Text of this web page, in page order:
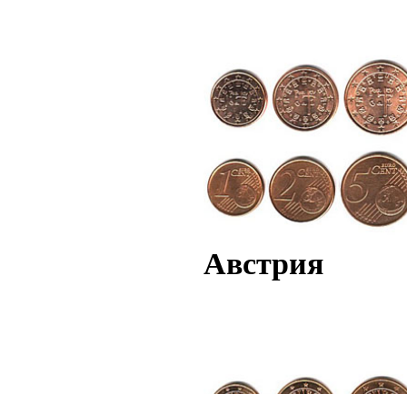
Австрия